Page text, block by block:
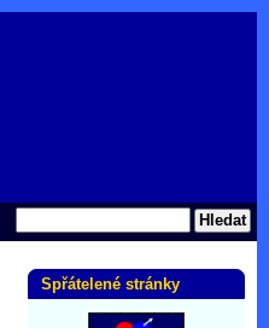
Spřátelené stránky